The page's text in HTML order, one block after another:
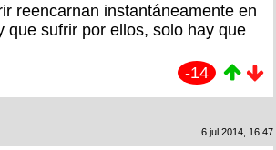
reencarnan instantáneamente en
que sufrir por ellos, solo hay que
-14
6 jul 2014, 16:47